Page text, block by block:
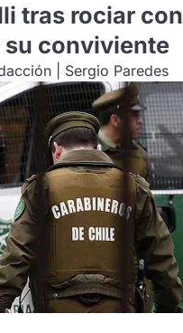
tras rociar con
su conviviente
| Sergio Paredes